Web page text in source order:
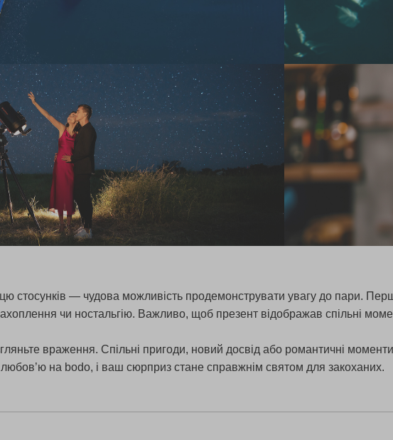
стосунків — чудова можливість продемонструвати увагу до пари.
чи ностальгію. Важливо, щоб презент відображав спільні
враження. Спільні пригоди, новий досвід або романтичні
на bodo, і ваш сюрприз стане справжнім святом для закоханих.